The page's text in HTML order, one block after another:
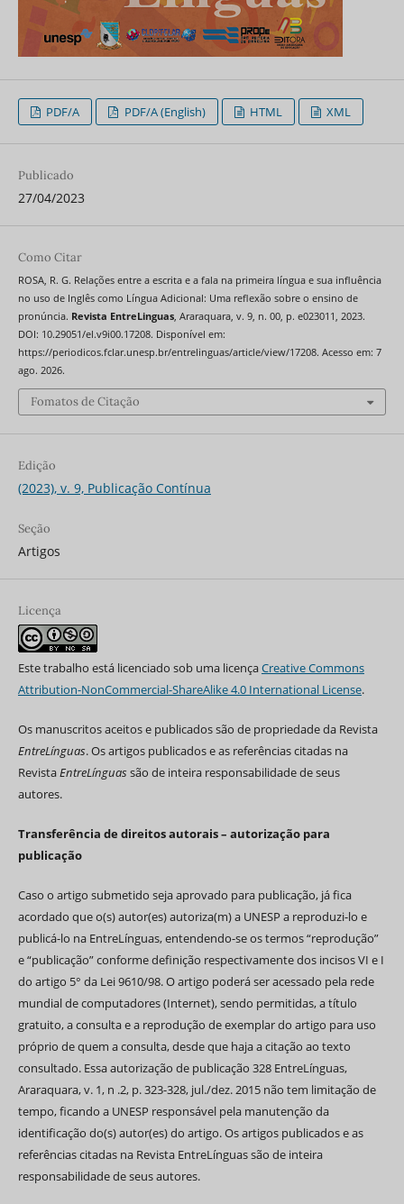
PDF/A PDF/A (English) HTML XML
Publicado
27/04/2023
Como Citar
ROSA, R. G. Relações entre a escrita e a fala na primeira língua e sua influência
no uso de Inglês como Língua Adicional: Uma reflexão sobre o ensino de
pronúncia. Revista EntreLinguas, Araraquara, v. 9, n. 00, p. e023011, 2023.
DOI: 10.29051/el.v9i00.17208. Disponível em:
https://periodicos.fclar.unesp.br/entrelinguas/article/view/17208. Acesso em: 7
ago. 2026.
Fomatos de Citação
Edição
(2023), v. 9, Publicação Contínua
Seção
Artigos
Licença
Este trabalho está licenciado sob uma licençaCreative Commons
Attribution-NonCommercial-ShareAlike 4.0 International License.
Os manuscritos aceitos e publicados são de propriedade da Revista
EntreLínguas. Os artigos publicados e as referências citadas na
RevistaEntreLínguas são de inteira responsabilidade de seus
autores.
Transferência de direitos autorais – autorização para
publicação
Caso o artigo submetido seja aprovado para publicação, já fica
acordado que o(s) autor(es) autoriza(m) a UNESP a reproduzi-lo e
publicá-lo na EntreLínguas, entendendo-se os termos “reprodução”
e “publicação” conforme definição respectivamente dos incisos VI e I
do artigo 5° da Lei 9610/98. O artigo poderá ser acessado pela rede
mundial de computadores (Internet), sendo permitidas, a título
gratuito, a consulta e a reprodução de exemplar do artigo para uso
próprio de quem a consulta, desde que haja a citação ao texto
consultado. Essa autorização de publicação 328 EntreLínguas,
Araraquara, v. 1, n .2, p. 323-328, jul./dez. 2015 não tem limitação de
tempo, ficando a UNESP responsável pela manutenção da
identificação do(s) autor(es) do artigo. Os artigos publicados e as
referências citadas na Revista EntreLínguas são de inteira
responsabilidade de seus autores.